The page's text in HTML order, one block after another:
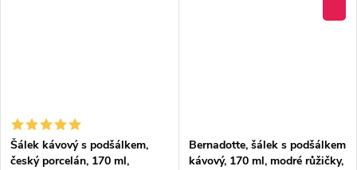
Šálek kávový s podšálkem,
český porcelán, 170 ml,
Bernadotte, šálek s podšálkem
kávový, 170 ml, modré růžičky,